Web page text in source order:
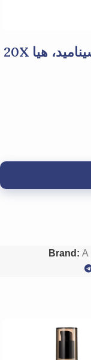
لوشن أورا إيسنس من أ بون، نياسيناميد، هيا 20X
Brand: A